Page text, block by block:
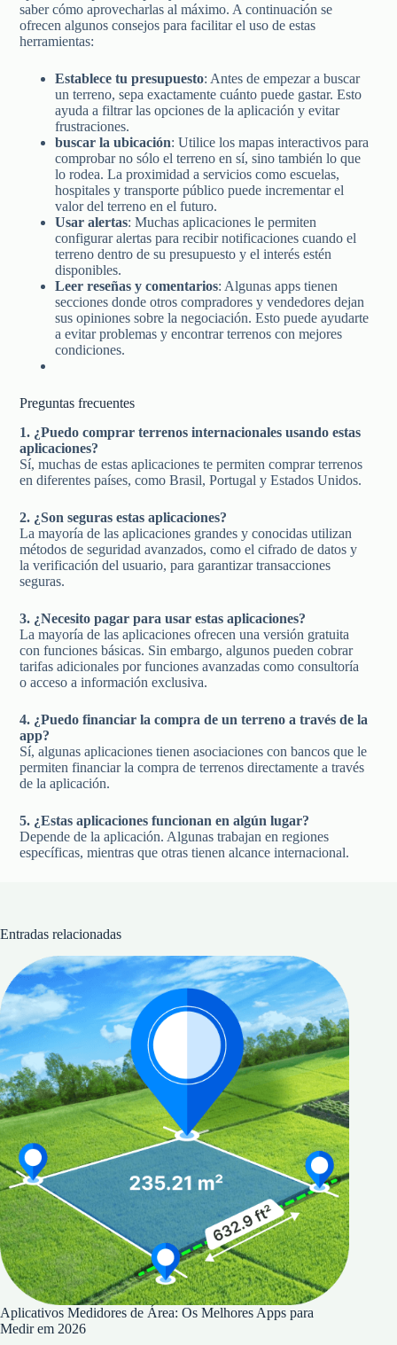
saber cómo aprovecharlas al máximo. A continuación se
ofrecen algunos consejos para facilitar el uso de estas
herramientas:
Establece tu presupuesto: Antes de empezar a buscar
un terreno, sepa exactamente cuánto puede gastar. Esto
ayuda a filtrar las opciones de la aplicación y evitar
frustraciones.
buscar la ubicación: Utilice los mapas interactivos para
comprobar no sólo el terreno en sí, sino también lo que
lo rodea. La proximidad a servicios como escuelas,
hospitales y transporte público puede incrementar el
valor del terreno en el futuro.
Usar alertas: Muchas aplicaciones le permiten
configurar alertas para recibir notificaciones cuando el
terreno dentro de su presupuesto y el interés estén
disponibles.
Leer reseñas y comentarios: Algunas apps tienen
secciones donde otros compradores y vendedores dejan
sus opiniones sobre la negociación. Esto puede ayudarte
a evitar problemas y encontrar terrenos con mejores
condiciones.
Preguntas frecuentes
1. ¿Puedo comprar terrenos internacionales usando estas
aplicaciones?
Sí, muchas de estas aplicaciones te permiten comprar terrenos
en diferentes países, como Brasil, Portugal y Estados Unidos.
2. ¿Son seguras estas aplicaciones?
La mayoría de las aplicaciones grandes y conocidas utilizan
métodos de seguridad avanzados, como el cifrado de datos y
la verificación del usuario, para garantizar transacciones
seguras.
3. ¿Necesito pagar para usar estas aplicaciones?
La mayoría de las aplicaciones ofrecen una versión gratuita
con funciones básicas. Sin embargo, algunos pueden cobrar
tarifas adicionales por funciones avanzadas como consultoría
o acceso a información exclusiva.
4. ¿Puedo financiar la compra de un terreno a través de la
app?
Sí, algunas aplicaciones tienen asociaciones con bancos que le
permiten financiar la compra de terrenos directamente a través
de la aplicación.
5. ¿Estas aplicaciones funcionan en algún lugar?
Depende de la aplicación. Algunas trabajan en regiones
específicas, mientras que otras tienen alcance internacional.
Entradas relacionadas
Aplicativos Medidores de Área: Os Melhores Apps para
Medir em 2026